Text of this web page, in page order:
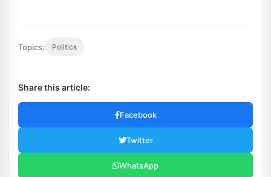
Topics: Politics
Share this article:
Facebook
Twitter
WhatsApp